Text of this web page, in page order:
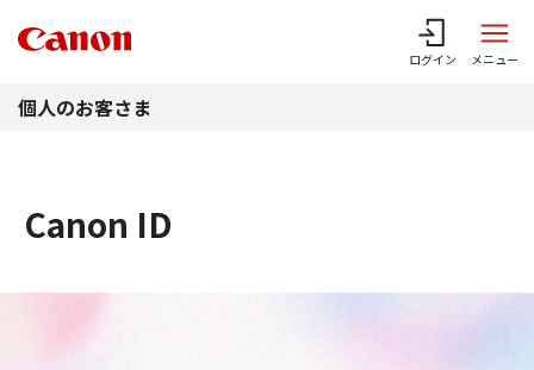
ログイン メニュー
個人のお客さま
Canon ID